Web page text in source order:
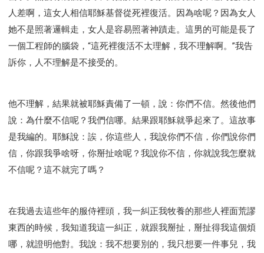
人差啊，這女人相信耶穌基督從死裡復活。因為啥呢？因為女人
她不是照著邏輯走，女人是容易照著神蹟走。這男的可能是長了
一個工程師的腦袋，“這死裡復活不太理解，我不理解啊。”我告
訴你，人不理解是不接受的。
他不理解，結果就被耶穌責備了一頓，說：你們不信。然後他們
說：為什麼不信呢？我們信哪。結果跟耶穌就爭起來了。這故事
是我編的。耶穌說：誒，你這些人，我說你們不信，你們說你們
信，你跟我爭啥呀，你掰扯啥呢？我說你不信，你就說我怎麼就
不信呢？這不就完了嗎？
在我過去這些年的服侍裡頭，我一糾正我牧養的那些人裡面荒謬
東西的時候，我知道我這一糾正，就跟我掰扯，掰扯得我這個煩
哪，就證明他對。我說：我不想要別的，我只想要一件事兒，我